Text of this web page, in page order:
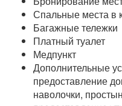
Спальные места в
Багажные тележки
Платный туалет
Медпункт
Дополнительные
предоставление
наволочки,